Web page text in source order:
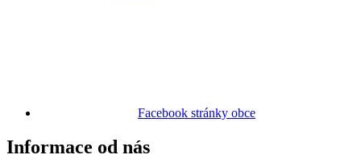
Facebook stránky obce
Informace od nás